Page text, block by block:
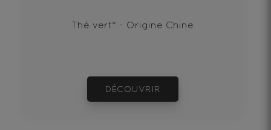
Thé vert* - Origine Chine
DÉCOUVRIR